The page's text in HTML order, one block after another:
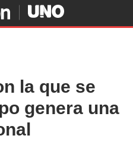
la que se
genera una